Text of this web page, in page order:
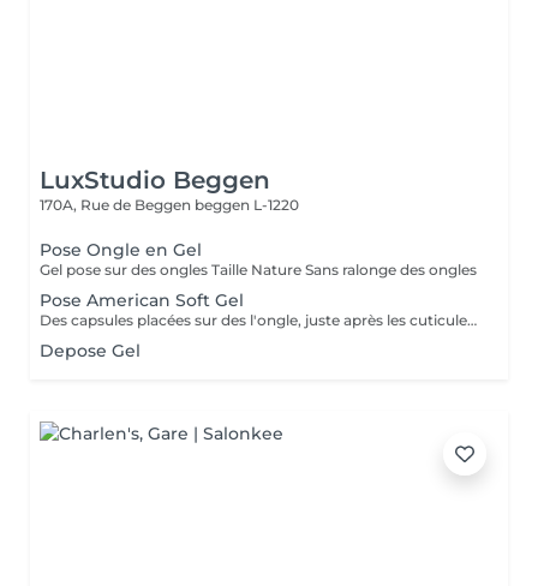
LuxStudio Beggen
170A, Rue de Beggen beggen L-1220
Pose Ongle en Gel
Gel pose sur des ongles Taille Nature Sans ralonge des ongles
Pose American Soft Gel
Des capsules placées sur des l'ongle, juste après les cuticules. Ces capsules forment à elles seules la courbure et la longueur de l'ongle. Le premier avantage notable est donc que les ongles artificiels utilisés dans le nail art américain n'ont pas besoin d'être façonnés. Dure +- 2 a 3 sem Cápsulas de gel colocadas em toda a unha, logo após as cutículas. Essas cápsulas formam sozinhas a curvatura e a extensão da unha. Portanto, a primeira vantagem notável é que as unhas artificiais usadas na arte americana de unhas não precisam ser modeladas.
Depose Gel